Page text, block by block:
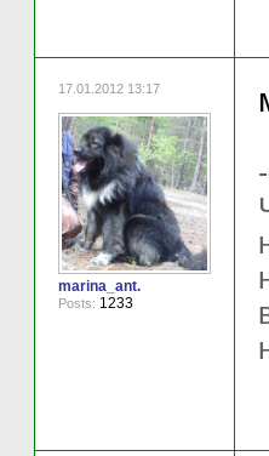
17.01.2012 13:17
marina_ant.
Posts: 1233